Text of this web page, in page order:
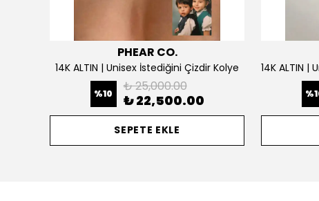
PHEAR CO.
14K ALTIN | Unisex İstediğini Çizdir Kolye
%10 ₺ 25,000.00
₺ 22,500.00
SEPETE EKLE
%